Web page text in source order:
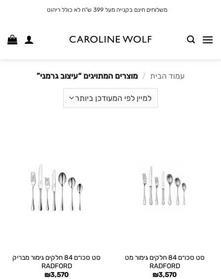
משלוחים חינם בקנייה מעל 399 ש"ח לא כולל ריהוט
עמוד הבית / מוצרים המתויגים “עיצוב גרמני”
סט סכו״ם 84 חלקים גימור מט
RADFORD
₪3,570
סט סכו״ם 84 חלקים גימור מבריק
RADFORD
₪3,570